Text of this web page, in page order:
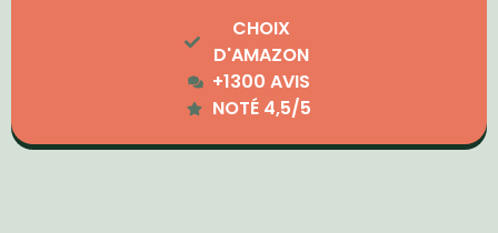
CHOIX
D'AMAZON
+1300 AVIS
NOTÉ 4,5/5